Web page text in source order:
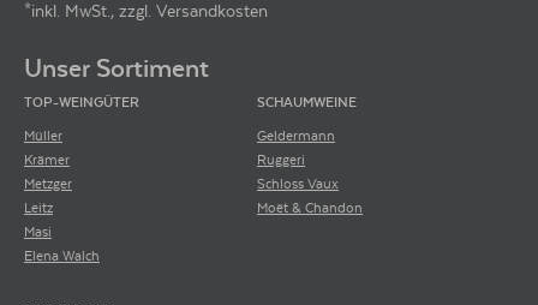
*inkl. MwSt., zzgl. Versandkosten
Unser Sortiment
TOP-WEINGÜTER
Müller
Krämer
Metzger
Leitz
Masi
Elena Walch
SCHAUMWEINE
Geldermann
Ruggeri
Schloss Vaux
Moët & Chandon